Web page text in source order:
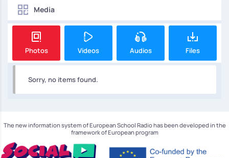
Media
Photos Videos Audios Files
Sorry, no items found.
The new information system of European School Radio has been developed in the
framework of European program